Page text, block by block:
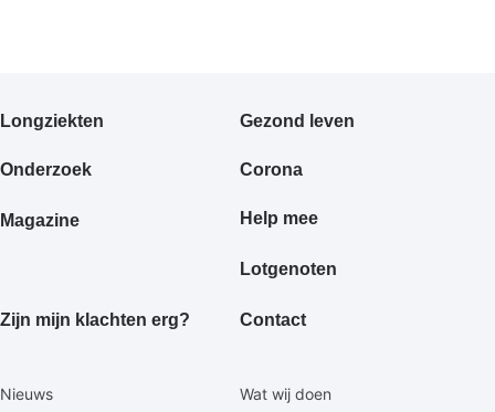
Primair
Longziekten Gezond leven
Onderzoek Corona
Magazine Help mee
Lotgenoten
Zijn mijn klachten erg? Contact
Secundaire
Nieuws
Wat wij doen